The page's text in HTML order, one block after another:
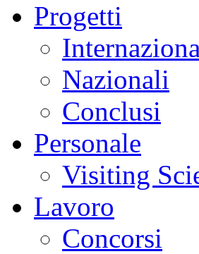
Progetti
Nazionali
Conclusi
Personale
Visiting
Lavoro
Concorsi